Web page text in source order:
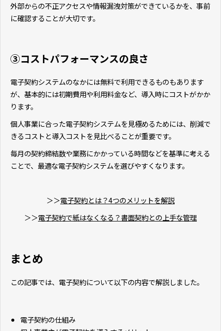
外部からの不正アクセスや情報漏洩対策ができているかを、事前
に確認することが大切です。
③コストパフォーマンスの良さ
電子契約システムのなかには無料で利用できるものもあります
が、基本的には初期費用や利用料金など、導入時にコストがかか
ります。
個人事業に合った電子契約システムを見極めるためには、削減で
きるコストと導入コストを見比べることが重要です。
毎月の契約締結数や業務にかかっている時間などを基準に考える
ことで、最適な電子契約システムを選びやすくなります。
＞＞電子契約とは？4つのメリットを解説
＞＞電子契約で紙はなくなる？書面契約との上手な管理
まとめ
この記事では、電子契約について以下の内容で解説しました。
電子契約の仕組み